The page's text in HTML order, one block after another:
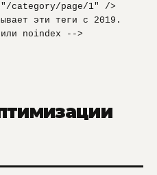
category/page/1" />
эти теги с 2019.
или noindex -->